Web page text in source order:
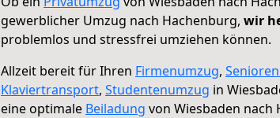
gewerblicher Umzug nach Hachenburg, wir
problemlos und stressfrei umziehen können.
Allzeit bereit für Ihren Firmenumzug,
Klaviertransport, Studentenumzug in
eine optimale Beiladung von Wiesbaden nach